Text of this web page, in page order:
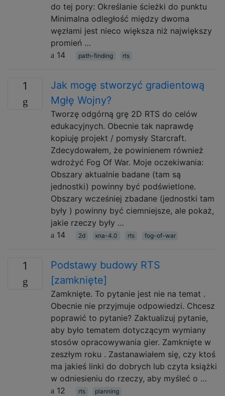
do tej pory: Określanie ścieżki do punktu
Minimalna odległość między dwoma
węzłami jest nieco większa niż największy
promień …
14
path-finding rts
1
Jak mogę stworzyć gradientową
Mgłę Wojny?
Tworzę odgórną grę 2D RTS do celów
edukacyjnych. Obecnie tak naprawdę
kopiuję projekt / pomysły Starcraft.
Zdecydowałem, że powinienem również
wdrożyć Fog Of War. Moje oczekiwania:
Obszary aktualnie badane (tam są
jednostki) powinny być podświetlone.
Obszary wcześniej zbadane (jednostki tam
były ) powinny być ciemniejsze, ale pokaż,
jakie rzeczy były …
14
2d xna-4.0 rts fog-of-war
1
Podstawy budowy RTS
[zamknięte]
Zamknięte. To pytanie jest nie na temat .
Obecnie nie przyjmuje odpowiedzi. Chcesz
poprawić to pytanie? Zaktualizuj pytanie,
aby było tematem dotyczącym wymiany
stosów opracowywania gier. Zamknięte w
zeszłym roku . Zastanawiałem się, czy ktoś
ma jakieś linki do dobrych lub czyta książki
w odniesieniu do rzeczy, aby myśleć o …
12
rts planning